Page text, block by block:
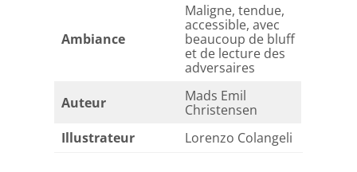
Ambiance
Maligne, tendue,
accessible, avec
beaucoup de bluff
et de lecture des
adversaires
Auteur
Mads Emil
Christensen
Illustrateur
Lorenzo Colangeli